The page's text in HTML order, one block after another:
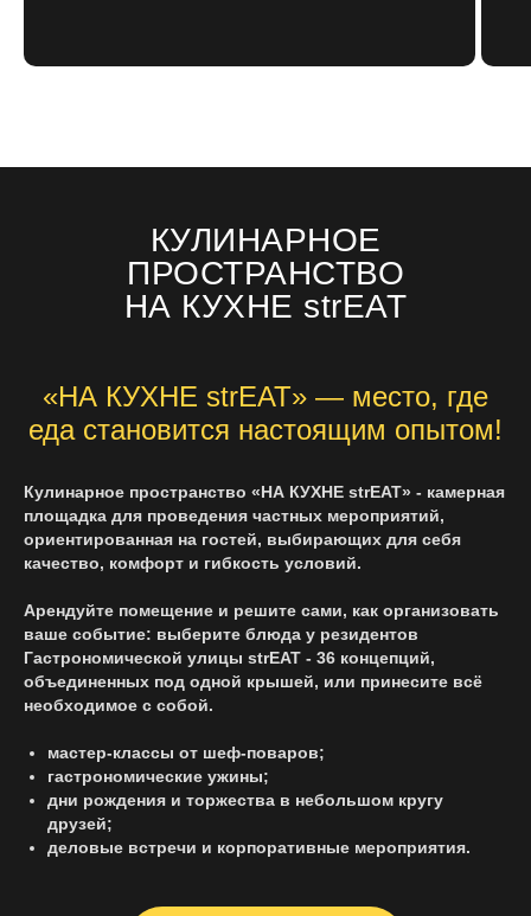
КУЛИНАРНОЕ
ПРОСТРАНСТВО
НА КУХНЕ strEAT
«НА КУХНЕ strEAT» — место, где
еда становится настоящим опытом!
Кулинарное пространство «НА КУХНЕ strEAT» - камерная
площадка для проведения частных мероприятий,
ориентированная на гостей, выбирающих для себя
качество, комфорт и гибкость условий.
Арендуйте помещение и решите сами, как организовать
ваше событие: выберите блюда у резидентов
Гастрономической улицы strEAT - 36 концепций,
объединенных под одной крышей, или принесите всё
необходимое с собой.
мастер‑классы от шеф‑поваров;
гастрономические ужины;
дни рождения и торжества в небольшом кругу
друзей;
деловые встречи и корпоративные мероприятия.